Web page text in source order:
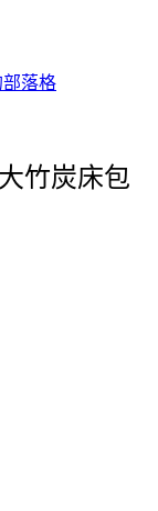
部落格
竹炭床包